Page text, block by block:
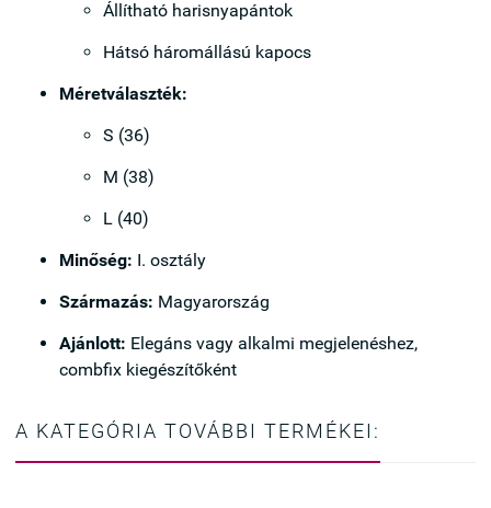
Állítható harisnyapántok
Hátsó háromállású kapocs
Méretválaszték:
S (36)
M (38)
L (40)
Minőség: I. osztály
Származás: Magyarország
Ajánlott: Elegáns vagy alkalmi megjelenéshez,
combfix kiegészítőként
A KATEGÓRIA TOVÁBBI TERMÉKEI: